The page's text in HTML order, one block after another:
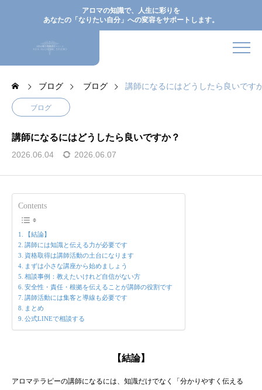
アロマの知識で、人生に彩りを
あなたの「なりたい自分」への変容をサポートします。
ブログ ブログ 講師になるにはどうしたら良いです
ブログ
講師になるにはどうしたら良いですか？
2026.06.04 2026.06.07
Contents
【結論】
講師には知識と伝える力が必要です
資格取得は講師活動の土台になります
まずは小さな講座から始めましょう
相談事例：教えたいけれど自信がない方
安全性・責任・根拠を伝えることが講師の役割です
講師活動には集客と導線も必要です
まとめ
公式LINEで相談する
【結論】
アロマテラピーの講師になるには、知識だけでなく「分かりやすく伝える